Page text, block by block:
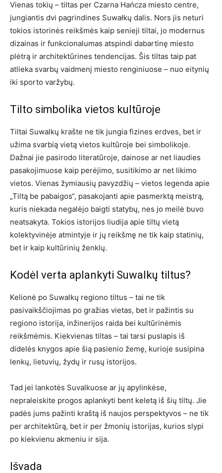
Vienas tokių – tiltas per Czarna Hańcza miesto centre,
jungiantis dvi pagrindines Suwałkų dalis. Nors jis neturi
tokios istorinės reikšmės kaip senieji tiltai, jo modernus
dizainas ir funkcionalumas atspindi dabartinę miesto
plėtrą ir architektūrines tendencijas. Šis tiltas taip pat
atlieka svarbų vaidmenį miesto renginiuose – nuo eitynių
iki sporto varžybų.
Tilto simbolika vietos kultūroje
Tiltai Suwalkų krašte ne tik jungia fizines erdves, bet ir
užima svarbią vietą vietos kultūroje bei simbolikoje.
Dažnai jie pasirodo literatūroje, dainose ar net liaudies
pasakojimuose kaip perėjimo, susitikimo ar net likimo
vietos. Vienas žymiausių pavyzdžių – vietos legenda apie
„Tiltą be pabaigos“, pasakojanti apie pasmerktą meistrą,
kuris niekada negalėjo baigti statybų, nes jo meilė buvo
neatsakyta. Tokios istorijos liudija apie tiltų vietą
kolektyvinėje atmintyje ir jų reikšmę ne tik kaip statinių,
bet ir kaip kultūrinių ženklų.
Kodėl verta aplankyti Suwalkų tiltus?
Kelionė po Suwalkų regiono tiltus – tai ne tik
pasivaikščiojimas po gražias vietas, bet ir pažintis su
regiono istorija, inžinerijos raida bei kultūrinėmis
reikšmėmis. Kiekvienas tiltas – tai tarsi puslapis iš
didelės knygos apie šią pasienio žemę, kurioje susipina
lenkų, lietuvių, žydų ir rusų istorijos.
Tad jei lankotės Suvalkuose ar jų apylinkėse,
nepraleiskite progos aplankyti bent keletą iš šių tiltų. Jie
padės jums pažinti kraštą iš naujos perspektyvos – ne tik
per architektūrą, bet ir per žmonių istorijas, kurios slypi
po kiekvienu akmeniu ir sija.
Išvada